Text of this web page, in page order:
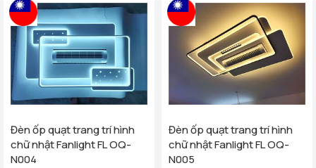
Đèn ốp quạt trang trí hình
chữ nhật Fanlight FL OQ-
N004
Đèn ốp quạt trang trí hình
chữ nhật Fanlight FL OQ-
N005